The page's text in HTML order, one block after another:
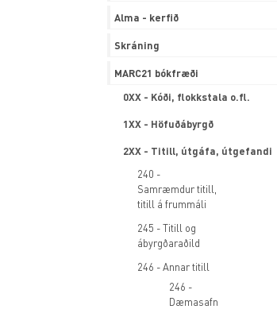
Alma - kerfið
Skráning
MARC21 bókfræði
0XX - Kóði, flokkstala o.fl.
1XX - Höfuðábyrgð
2XX - Titill, útgáfa, útgefandi
240 -
Samræmdur titill,
titill á frummáli
245 - Titill og
ábyrgðaraðild
246 - Annar titill
246 -
Dæmasafn